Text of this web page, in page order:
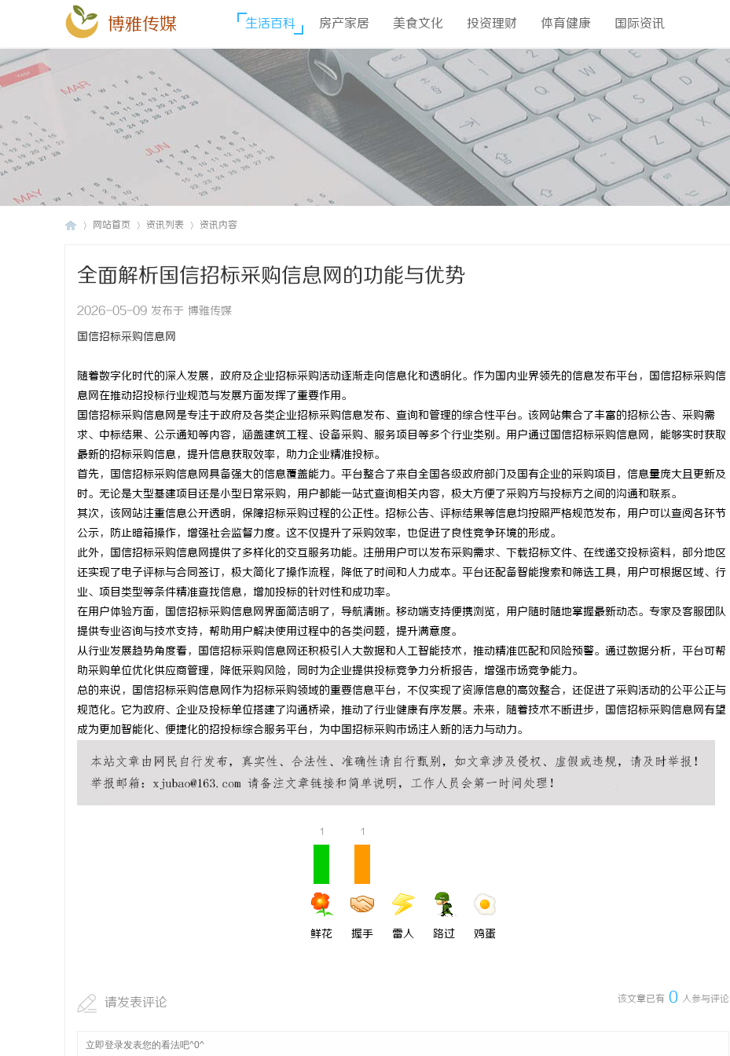
博雅传媒 生活百科 房产家居 美食文化 投资理财 体育健康 国际资讯
网站首页 资讯列表 资讯内容
全面解析国信招标采购信息网的功能与优势
2026-05-09 发布于 博雅传媒
国信招标采购信息网
随着数字化时代的深入发展，政府及企业招标采购活动逐渐走向信息化和透明化。作为国内业界领先的信息发布平台，国信招标采购信
息网在推动招投标行业规范与发展方面发挥了重要作用。
国信招标采购信息网是专注于政府及各类企业招标采购信息发布、查询和管理的综合性平台。该网站集合了丰富的招标公告、采购需
求、中标结果、公示通知等内容，涵盖建筑工程、设备采购、服务项目等多个行业类别。用户通过国信招标采购信息网，能够实时获取
最新的招标采购信息，提升信息获取效率，助力企业精准投标。
首先，国信招标采购信息网具备强大的信息覆盖能力。平台整合了来自全国各级政府部门及国有企业的采购项目，信息量庞大且更新及
时。无论是大型基建项目还是小型日常采购，用户都能一站式查询相关内容，极大方便了采购方与投标方之间的沟通和联系。
其次，该网站注重信息公开透明，保障招标采购过程的公正性。招标公告、评标结果等信息均按照严格规范发布，用户可以查阅各环节
公示，防止暗箱操作，增强社会监督力度。这不仅提升了采购效率，也促进了良性竞争环境的形成。
此外，国信招标采购信息网提供了多样化的交互服务功能。注册用户可以发布采购需求、下载招标文件、在线递交投标资料，部分地区
还实现了电子评标与合同签订，极大简化了操作流程，降低了时间和人力成本。平台还配备智能搜索和筛选工具，用户可根据区域、行
业、项目类型等条件精准查找信息，增加投标的针对性和成功率。
在用户体验方面，国信招标采购信息网界面简洁明了，导航清晰。移动端支持便携浏览，用户随时随地掌握最新动态。专家及客服团队
提供专业咨询与技术支持，帮助用户解决使用过程中的各类问题，提升满意度。
从行业发展趋势角度看，国信招标采购信息网还积极引入大数据和人工智能技术，推动精准匹配和风险预警。通过数据分析，平台可帮
助采购单位优化供应商管理，降低采购风险，同时为企业提供投标竞争力分析报告，增强市场竞争能力。
总的来说，国信招标采购信息网作为招标采购领域的重要信息平台，不仅实现了资源信息的高效整合，还促进了采购活动的公平公正与
规范化。它为政府、企业及投标单位搭建了沟通桥梁，推动了行业健康有序发展。未来，随着技术不断进步，国信招标采购信息网有望
成为更加智能化、便捷化的招投标综合服务平台，为中国招标采购市场注入新的活力与动力。
1
鲜花
1
握手 雷人 路过 鸡蛋
该文章已有 0 人参与评论
请发表评论
深度解析国信招投标公共服务平台的功能与优